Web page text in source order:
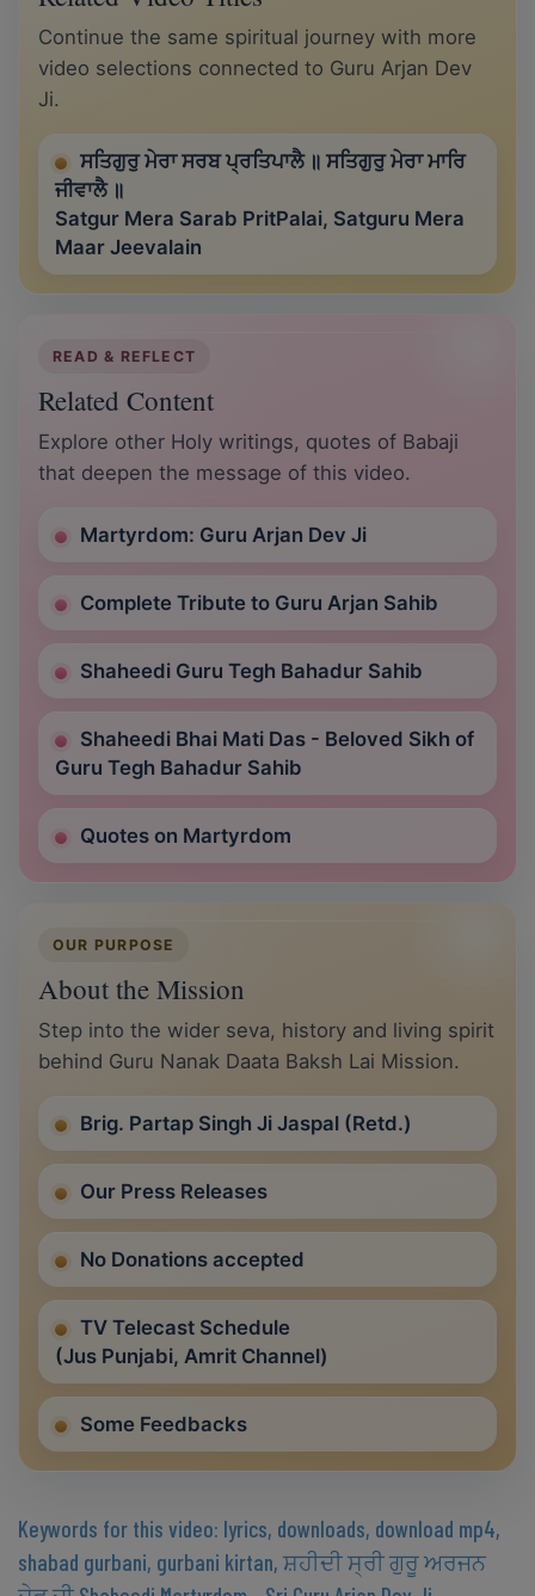
Continue the same spiritual journey with more
video selections connected to Guru Arjan Dev
Ji.
ਸਤਿਗੁਰੁ ਮੇਰਾ ਸਰਬ ਪ੍ਰਤਿਪਾਲੈ ॥ ਸਤਿਗੁਰੁ ਮੇਰਾ ਮਾਰਿ
ਜੀਵਾਲੈ ॥
Satgur Mera Sarab PritPalai, Satguru Mera
Maar Jeevalain
READ & REFLECT
Related Content
Explore other Holy writings, quotes of Babaji
that deepen the message of this video.
Martyrdom: Guru Arjan Dev Ji
Complete Tribute to Guru Arjan Sahib
Shaheedi Guru Tegh Bahadur Sahib
Shaheedi Bhai Mati Das - Beloved Sikh of
Guru Tegh Bahadur Sahib
Quotes on Martyrdom
OUR PURPOSE
About the Mission
Step into the wider seva, history and living spirit
behind Guru Nanak Daata Baksh Lai Mission.
Brig. Partap Singh Ji Jaspal (Retd.)
Our Press Releases
No Donations accepted
TV Telecast Schedule
(Jus Punjabi, Amrit Channel)
Some Feedbacks
Keywords for this video: lyrics, downloads, download mp4,
shabad gurbani, gurbani kirtan, ਸ਼ਹੀਦੀ ਸ੍ਰੀ ਗੁਰੂ ਅਰਜਨ